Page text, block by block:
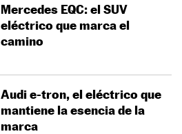
Mercedes EQC: el SUV
eléctrico que marca el
camino
Audi e-tron, el eléctrico que
mantiene la esencia de la
marca